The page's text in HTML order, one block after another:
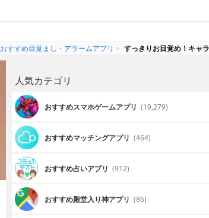
おすすめ目覚まし・アラームアプリ すっきりお目覚め！キャ
人気カテゴリ
おすすめスマホゲームアプリ (19,279)
おすすめマッチングアプリ (464)
おすすめ占いアプリ (912)
おすすめ殿堂入り神アプリ (86)